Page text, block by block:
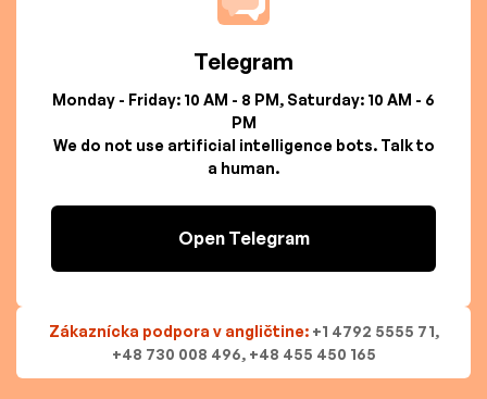
Telegram
Monday - Friday: 10 AM - 8 PM, Saturday: 10 AM - 6
PM
We do not use artificial intelligence bots. Talk to
a human.
Open Telegram
Zákaznícka podpora v angličtine: +1 4792 5555 71,
+48 730 008 496, +48 455 450 165